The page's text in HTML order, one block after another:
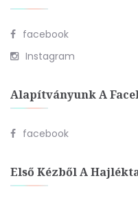
facebook
Instagram
Alapítványunk A
facebook
Első Kézből A